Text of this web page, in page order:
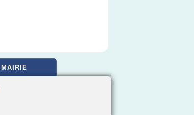
MAIRIE